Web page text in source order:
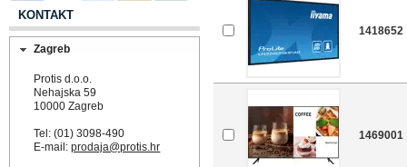
KONTAKT
Zagreb
Protis d.o.o.
Nehajska 59
10000 Zagreb
Tel: (01) 3098-490
E-mail:prodaja@protis.hr
1418652
1469001